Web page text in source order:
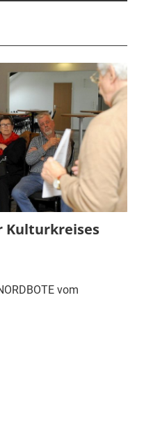
Kulturkreises
vom